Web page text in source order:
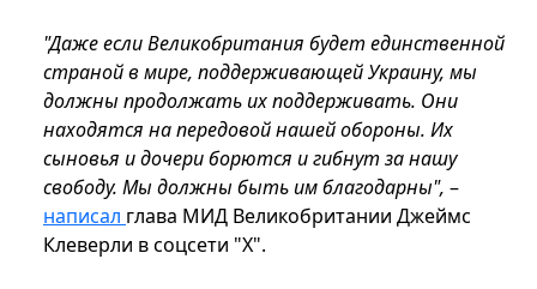
"Даже если Великобритания будет единственной
страной в мире, поддерживающей Украину, мы
должны продолжать их поддерживать. Они
находятся на передовой нашей обороны. Их
сыновья и дочери борются и гибнут за нашу
свободу. Мы должны быть им благодарны", –
написал глава МИД Великобритании Джеймс
Клеверли в соцсети "Х".